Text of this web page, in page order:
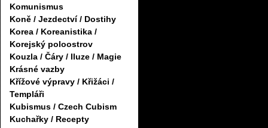
Komunismus
Koně / Jezdectví / Dostihy
Korea / Koreanistika /
Korejský poloostrov
Kouzla / Čáry / Iluze / Magie
Krásné vazby
Křížové výpravy / Křižáci /
Templáři
Kubismus / Czech Cubism
Kuchařky / Recepty